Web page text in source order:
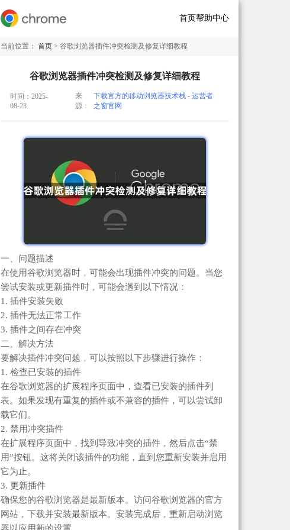
首页帮助中心
当前位置： 首页 > 谷歌浏览器插件冲突检测及修复详细教程
谷歌浏览器插件冲突检测及修复详细教程
时间：2025-
08-23
来
源：
下载官方的移动浏览器技术栈 - 运营者
之窗官网
一、问题描述
在使用谷歌浏览器时，可能会出现插件冲突的问题。当您
尝试安装或更新插件时，可能会遇到以下情况：
1. 插件安装失败
2. 插件无法正常工作
3. 插件之间存在冲突
二、解决方法
要解决插件冲突问题，可以按照以下步骤进行操作：
1. 检查已安装的插件
在谷歌浏览器的扩展程序页面中，查看已安装的插件列
表。如果发现有重复的插件或不兼容的插件，可以尝试卸
载它们。
2. 禁用冲突插件
在扩展程序页面中，找到导致冲突的插件，然后点击“禁
用”按钮。这将关闭该插件的功能，直到您重新安装并启用
它为止。
3. 更新插件
确保您的谷歌浏览器是最新版本。访问谷歌浏览器的官方
网站，下载并安装最新版本。安装完成后，重新启动浏览